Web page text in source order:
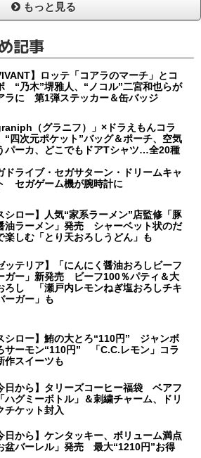
もっと見る
記事
】ロッテ「コアラのマーチ」とコ
“乃木”堺雅人、“ノコル”二宮和也らが
ラに 第1弾ステッカー＆缶バッジ
（グラニフ）」×ドラえもんコラ
四次元ポケット”バッグ＆ポーチ、空気
パーカ、どこでもドアTシャツ…全20種
ドライブ・セガサターン・ドリームキャ
セガゲーム機が腕時計に
シロー】人気“家系ラーメン”店監修「豚
油ラーメン」発売 シャーベット状のだ
楽しむ「とり天おろしうどん」も
ッテリア】「にんにく醤油おろしビーフ
ガー」新発売 ビーフ100％パティ＆大
ろし 「瀬戸内レモンねぎ塩おろしチキ
ーガー」も
シロー】鮪の大とろ“110円” ジャンボ
サーモン“110円” 「C.C.レモン」コラ
作スイーツも
日から】タリーズコーヒー福袋 ベアフ
ハグミーボトル」＆刺繍チャーム、ドリ
チケット封入
日から】ケンタッキー、ボリューム満点
盆バーレル」発売 最大“1210円”お得